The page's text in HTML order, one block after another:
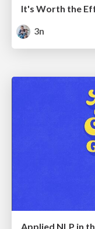
It's Worth the
3n
Applied NLP in